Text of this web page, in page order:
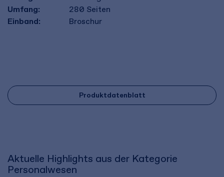
Umfang:
280 Seiten
Einband:
Broschur
Produktdatenblatt
Aktuelle Highlights aus der Kategorie
Personalwesen